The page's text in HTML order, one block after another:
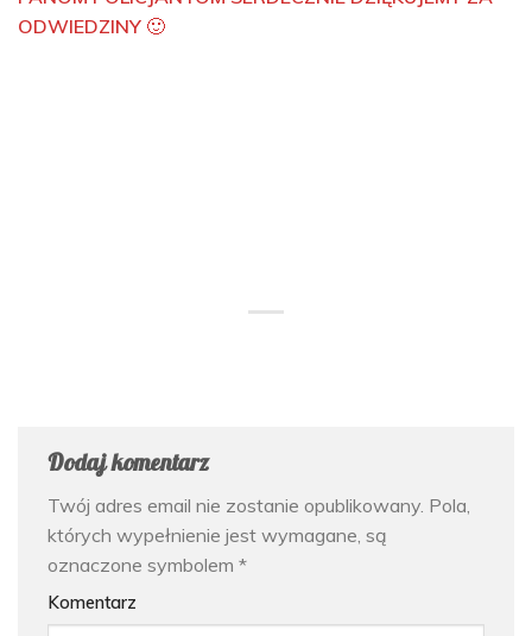
ODWIEDZINY 🙂
Dodaj komentarz
Twój adres email nie zostanie opublikowany. Pola,
których wypełnienie jest wymagane, są
oznaczone symbolem *
Komentarz